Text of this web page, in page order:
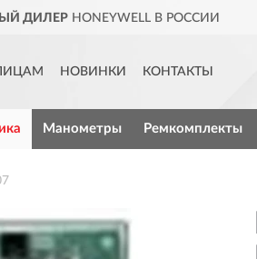
ДИЛЕРHONEYWELL В РОССИИ
НОВИНКИ КОНТАКТЫ
Манометры Ремкомплекты